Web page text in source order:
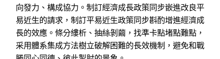
向發力、構成協力。制訂經濟成長政策同步嵌進改良平
易近生的請求，制訂平易近生政策同步斟酌增進經濟成
長的效應。條分縷析、抽絲剝繭，找準卡點堵點難點，
采用體系集成方法樹立破解困難的長效機制，避免和戰